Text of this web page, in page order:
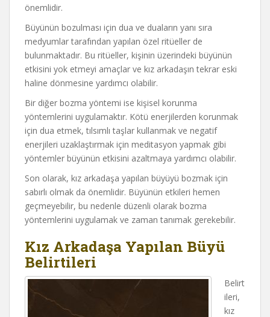
önemlidir.
Büyünün bozulması için dua ve duaların yanı sıra
medyumlar tarafından yapılan özel ritüeller de
bulunmaktadır. Bu ritüeller, kişinin üzerindeki büyünün
etkisini yok etmeyi amaçlar ve kız arkadaşın tekrar eski
haline dönmesine yardımcı olabilir.
Bir diğer bozma yöntemi ise kişisel korunma
yöntemlerini uygulamaktır. Kötü enerjilerden korunmak
için dua etmek, tılsımlı taşlar kullanmak ve negatif
enerjileri uzaklaştırmak için meditasyon yapmak gibi
yöntemler büyünün etkisini azaltmaya yardımcı olabilir.
Son olarak, kız arkadaşa yapılan büyüyü bozmak için
sabırlı olmak da önemlidir. Büyünün etkileri hemen
geçmeyebilir, bu nedenle düzenli olarak bozma
yöntemlerini uygulamak ve zaman tanımak gerekebilir.
Kız Arkadaşa Yapılan Büyü
Belirtileri
Belirt
ileri,
kız